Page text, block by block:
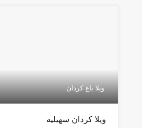
ویلا باغ کردان
ویلا کردان سهیلیه